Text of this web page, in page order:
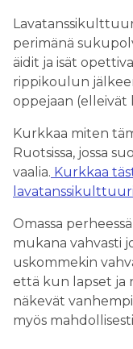
perimänä
äidit ja isät
rippikoulun
oppejaan (elleivät
Kurkkaa miten
Ruotsissa, jossa
vaalia. Kurkkaa
Omassa
mukana vahvasti
uskommekin
että kun lapset ja
näkevät
myös